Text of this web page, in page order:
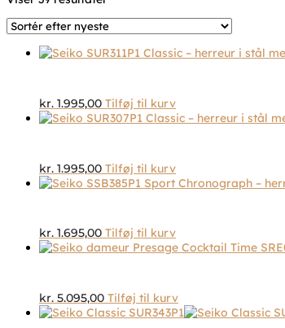
seneste
kr. 1.995,00 Tilføj til kurv
kr. 1.995,00 Tilføj til kurv
kr. 1.695,00 Tilføj til kurv
kr. 5.095,00 Tilføj til kurv